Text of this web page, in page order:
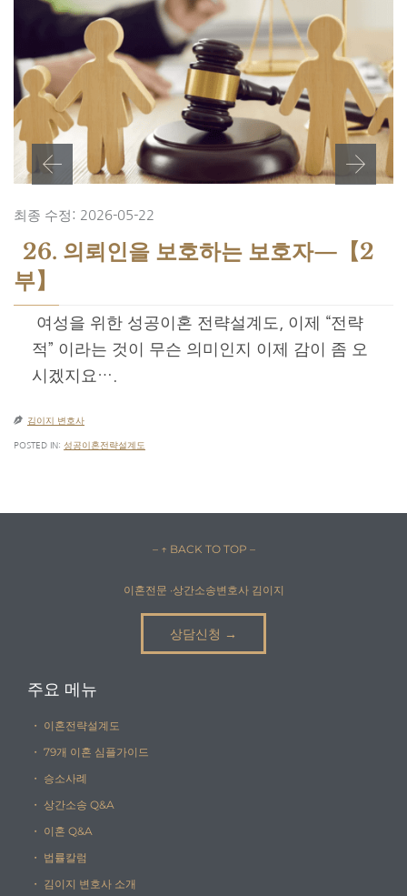
최종 수정: 2026-05-22
26. 의뢰인을 보호하는 보호자—【2
부】
​ 여성을 위한 성공이혼 전략설계도, 이제 “전략
적” 이라는 것이 무슨 의미인지 이제 감이 좀 오
시겠지요….
 김이지 변호사
POSTED IN: 성공이혼전략설계도
– ↑ BACK TO TOP –
이혼전문 ·상간소송변호사 김이지
상담신청 →
주요 메뉴
・ 이혼전략설계도
・ 79개 이혼 심플가이드
・ 승소사례
・ 상간소송 Q&A
・ 이혼 Q&A
・ 법률칼럼
・ 김이지 변호사 소개